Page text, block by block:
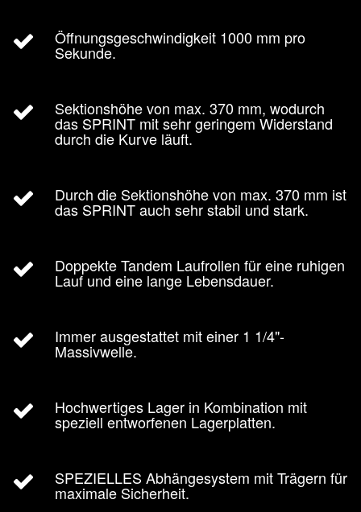
Öffnungsgeschwindigkeit 1000 mm pro
Sekunde.
Sektionshöhe von max. 370 mm, wodurch
das SPRINT mit sehr geringem Widerstand
durch die Kurve läuft.
Durch die Sektionshöhe von max. 370 mm ist
das SPRINT auch sehr stabil und stark.
Doppekte Tandem Laufrollen für eine ruhigen
Lauf und eine lange Lebensdauer.
Immer ausgestattet mit einer 1 1/4"-
Massivwelle.
Hochwertiges Lager in Kombination mit
speziell entworfenen Lagerplatten.
SPEZIELLES Abhängesystem mit Trägern für
maximale Sicherheit.